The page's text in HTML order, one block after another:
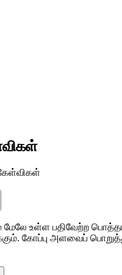
மேலே உள்ள பதிவேற்ற
கோப்பு அளவைப்